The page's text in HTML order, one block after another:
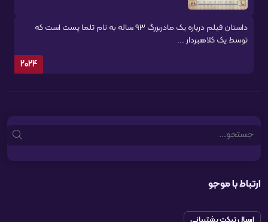
داستان فیلم درباره یک مادربزرگ 93 ساله به نام تلما پست است که
توسط یک کلاهبردار ...
2024
Search
ارتباط با موجو